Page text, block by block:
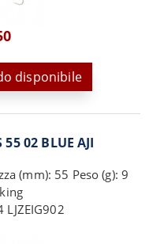
disponibile
55 02 BLUE AJI
(mm): 55 Peso (g): 9